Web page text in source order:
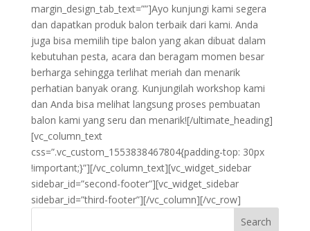
margin_design_tab_text=””]Ayo kunjungi kami segera
dan dapatkan produk balon terbaik dari kami. Anda
juga bisa memilih tipe balon yang akan dibuat dalam
kebutuhan pesta, acara dan beragam momen besar
berharga sehingga terlihat meriah dan menarik
perhatian banyak orang. Kunjungilah workshop kami
dan Anda bisa melihat langsung proses pembuatan
balon kami yang seru dan menarik![/ultimate_heading]
[vc_column_text
css=”.vc_custom_1553838467804{padding-top: 30px
!important;}”][/vc_column_text][vc_widget_sidebar
sidebar_id=”second-footer”][vc_widget_sidebar
sidebar_id=”third-footer”][/vc_column][/vc_row]